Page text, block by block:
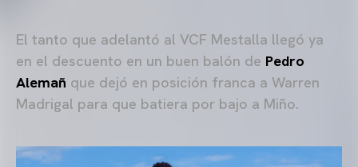
El tanto que adelantó al VCF Mestalla llegó ya
en el descuento en un buen balón de Pedro
Alemañ que dejó en posición franca a Warren
Madrigal para que batiera por bajo a Miño.